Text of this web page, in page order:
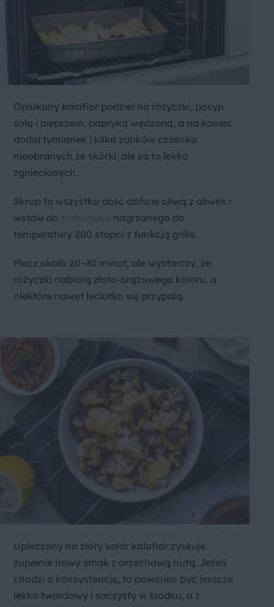
Opłukany kalafior podziel na różyczki, posyp
solą i pieprzem, papryką wędzoną, a na koniec
dodaj tymianek i kilka ząbków czosnku
nieobranych ze skórki, ale za to lekko
zgniecionych.
Skrop to wszystko dość obficie oliwą z oliwek i
wstaw do piekarnika nagrzanego do
temperatury 200 stopni z funkcją grilla.
Piecz około 20–30 minut, ale wystarczy, że
różyczki nabiorą złoto-brązowego koloru, a
niektóre nawet leciutko się przypalą.
Upieczony na złoty kolor kalafior zyskuje
zupełnie nowy smak z orzechową nutą. Jeżeli
chodzi o konsystencję, to powinien być jeszcze
lekko twardawy i soczysty w środku, a z